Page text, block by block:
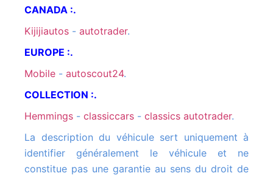
CANADA :.
kijijiautos - autotrader.
EUROPE :.
mobile - autoscout24.
COLLECTION :.
hemmings - classiccars - classics autotrader.
La description du véhicule sert uniquement à
identifier généralement le véhicule et ne
constitue pas une garantie au sens du droit de